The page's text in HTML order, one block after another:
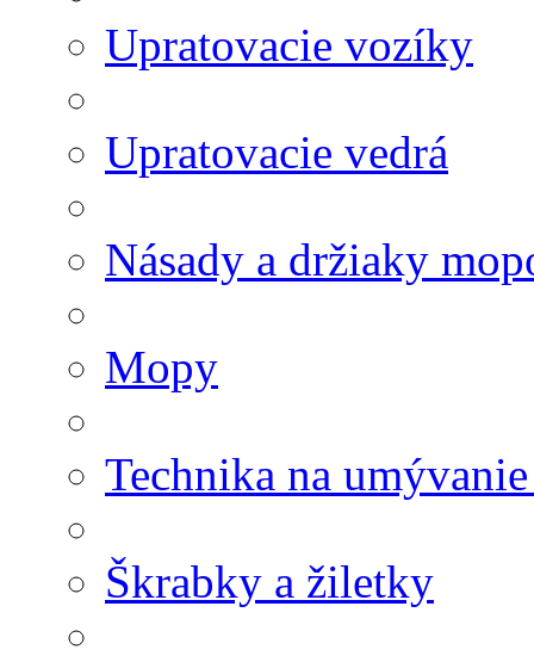
Upratovacie vozíky
Upratovacie vedrá
Násady a držiaky
Mopy
Technika na
Škrabky a žiletky